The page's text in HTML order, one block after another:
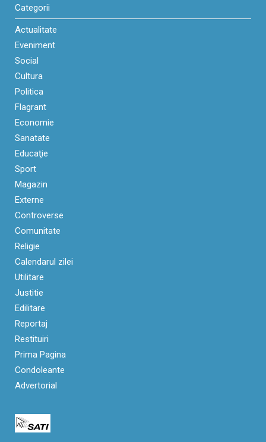
Categorii
Actualitate
Eveniment
Social
Cultura
Politica
Flagrant
Economie
Sanatate
Educaţie
Sport
Magazin
Externe
Controverse
Comunitate
Religie
Calendarul zilei
Utilitare
Justitie
Edilitare
Reportaj
Restituiri
Prima Pagina
Condoleante
Advertorial